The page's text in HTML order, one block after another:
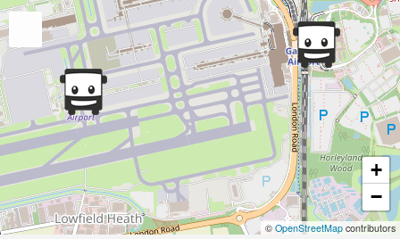
+
−
© OpenStreetMap contributors